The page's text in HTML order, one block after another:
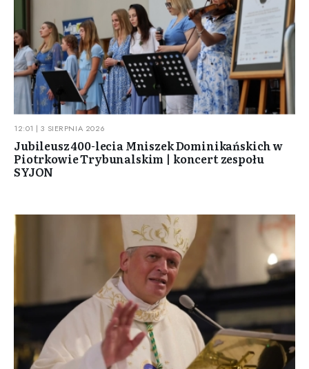
12:01 | 3 SIERPNIA 2026
Jubileusz 400-lecia Mniszek Dominikańskich w
Piotrkowie Trybunalskim | koncert zespołu
SYJON